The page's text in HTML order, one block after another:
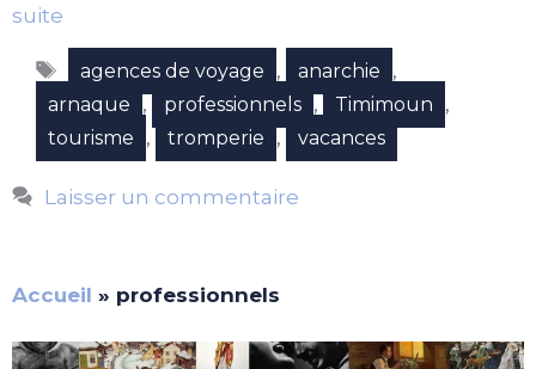
suite
Étiquettes
agences de voyage , anarchie ,
arnaque , professionnels , Timimoun ,
tourisme , tromperie , vacances
Laisser un commentaire
Accueil » professionnels